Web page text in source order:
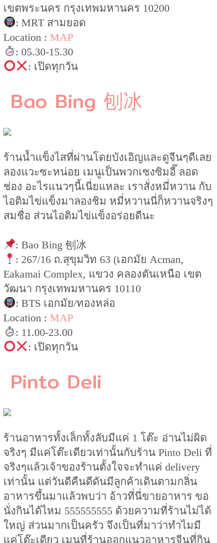
เขตพระนคร กรุงเทพมหานคร 10200
: MRT สามยอด
Location :MAP
: 05.30-15.30
: เปิดทุกวัน
Bao Bing 刨冰
ร้านน้ำแข็งไสที่ผ่านโดยบังเอิญและดูจีนๆดีเลย
ลองแวะซะหน่อย เมนูเป็นพวกเซงซิมอี๊ ลอด
ช่อง อะไรแนวๆนี้เนี่ยแหละ เราสั่งหมี่หวาน กับ
ไอติมไข่แข็งมาลองชิม หมี่หวานนี่ก็หวานจริงๆ
สมชื่อ ส่วนไอติมไข่แข็งอร่อยดีนะ
: Bao Bing 刨冰
: 267/16 ถ.สุขุมวิท 63 (เอกมัย Acman,
Eakamai Complex, แขวง คลองตันเหนือ เขต
วัฒนา กรุงเทพมหานคร 10110
: BTS เอกมัย/ทองหล่อ
Location :MAP
: 11.00-23.00
: เปิดทุกวัน
Pinto Deli
ร้านอาหารทั้งเล็กทั้งลับมีแค่ 1 โต๊ะ อ่านไม่ผิด
จริงๆ มีแค่โต๊ะเดียวเท่านั้นกับร้าน Pinto Deli ที่
จริงๆแล้วเจ้าของร้านตั้งใจจะทำแค่ delivery
เท่านั้น แต่วันดีคืนดีดันมีลูกค้าเดินตามกลิ่น
อาหารขึ้นมาแล้วพบว่า อ้าวที่นี่ขายอาหาร ขอ
นั่งกินได้ไหม 555555555 ด้วยความที่ร้านไม่ได้
ใหญ่ ส่วนมากเป็นครัว จึงเป็นที่มาว่าทำไมมี
แค่โต๊ะเดียว เมนูที่ร้านออกแนวอาหารจีนที่กิน